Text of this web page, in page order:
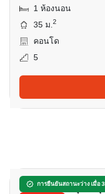
1 ห้องนอน
35 ม.2
คอนโด
5
การยืนยันสถานะว่าง เมื่อ
เดอะ ซีรี่ส์ อุดม